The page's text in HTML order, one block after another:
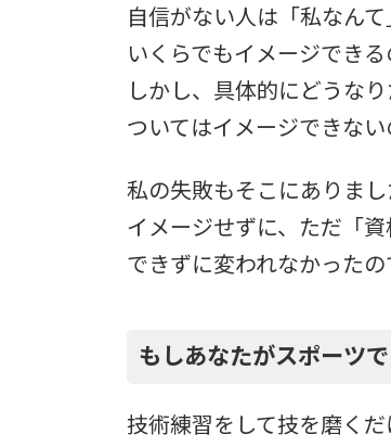
自信がない人は「私なん
いくらでもイメージできる
しかし、具体的にどうな
ついてはイメージできない
私の失敗もそこにありま
イメージせずに、ただ「
できずに変われなかったの
もしあなたがスポーツ
技術練習をして技を磨く